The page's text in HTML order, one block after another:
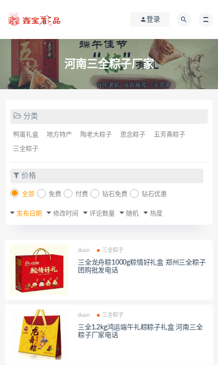
登录
河南三全粽子厂家
分类
鸭蛋礼盒 地方特产 陶老大粽子 思念粽子 五芳斋粽子
三全粽子
价格
全部 免费 付费 钻石免费 钻石优惠
发布日期 修改时间 评论数量 随机 热度
duan 三全粽子
三全龙舟粽1000g粽情好礼盒 郑州三全粽子
团购批发电话
duan 三全粽子
三全1.2kg鸿运端午礼粽粽子礼盒 河南三全
粽子厂家电话